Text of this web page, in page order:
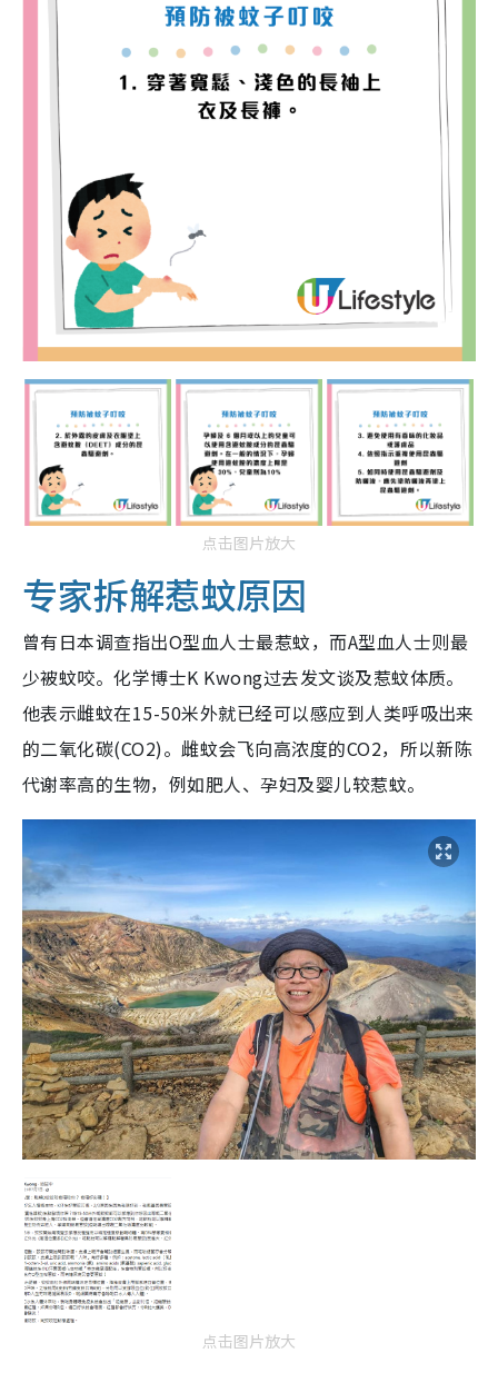
点击图片放大
专家拆解惹蚊原因
曾有日本调查指出O型血人士最惹蚊，而A型血人士则最
少被蚊咬。化学博士K Kwong过去发文谈及惹蚊体质。
他表示雌蚊在15-50米外就已经可以感应到人类呼吸出来
的二氧化碳(CO2)。雌蚊会飞向高浓度的CO2，所以新陈
代谢率高的生物，例如肥人、孕妇及婴儿较惹蚊。
点击图片放大